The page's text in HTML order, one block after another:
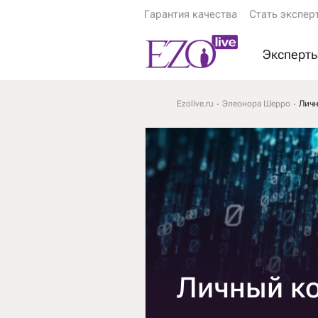
Гарантия качества Стать
Гадалки
Тарологи
Еще
Ezolive.ru Элеонора Шерро
Личный